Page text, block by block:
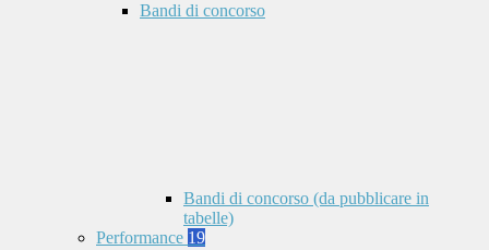
Bandi di concorso
Bandi di concorso (da pubblicare in
tabelle)
Performance 19